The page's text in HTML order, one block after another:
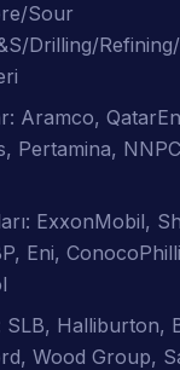
Sour
Drilling/
Aramco,
Pertamina,
ExxonMobil,
Eni,
SLB, Halliburton,
Wood Group,